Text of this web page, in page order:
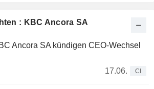
: KBC Ancora SA
Ancora SA kündigen CEO-Wechsel
17.06.
CI